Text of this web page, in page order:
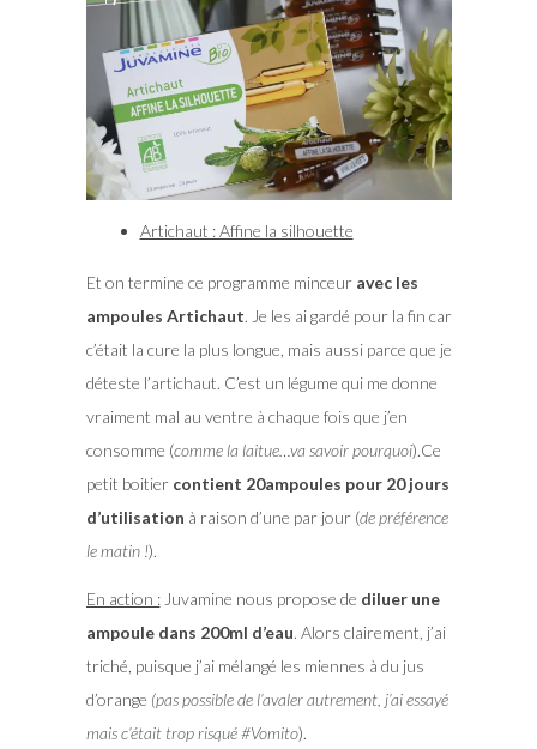
Artichaut : Affine la silhouette
Et on termine ce programme minceur avec les
ampoules Artichaut. Je les ai gardé pour la fin car
c’était la cure la plus longue, mais aussi parce que je
déteste l’artichaut. C’est un légume qui me donne
vraiment mal au ventre à chaque fois que j’en
consomme (comme la laitue…va savoir pourquoi).Ce
petit boitiercontient 20ampoules pour 20 jours
d’utilisation à raison d’une par jour (de préférence
le matin !).
En action :Juvamine nous propose de diluer une
ampoule dans 200ml d’eau. Alors clairement, j’ai
triché, puisque j’ai mélangé les miennes à du jus
d’orange (pas possible de l’avaler autrement, j’ai essayé
mais c’était trop risqué #Vomito).